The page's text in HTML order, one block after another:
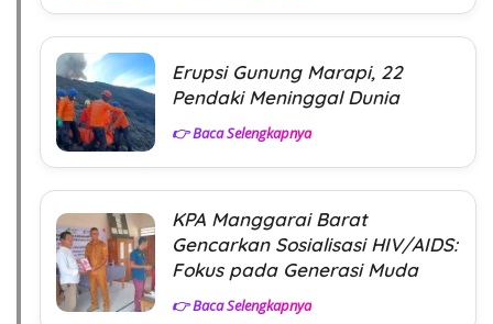
Erupsi Gunung Marapi, 22
Pendaki Meninggal Dunia
👉 Baca Selengkapnya
KPA Manggarai Barat
Gencarkan Sosialisasi HIV/AIDS:
Fokus pada Generasi Muda
👉 Baca Selengkapnya